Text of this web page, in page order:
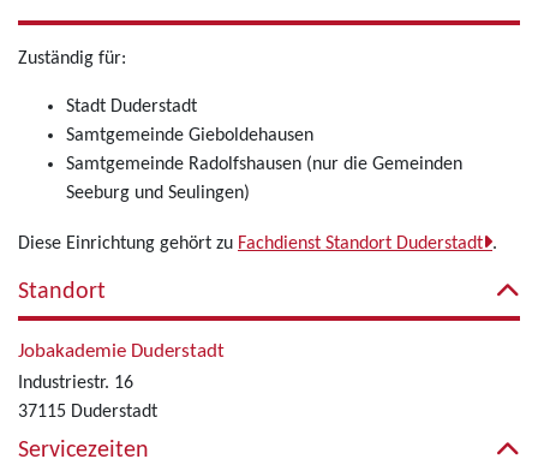
Zuständig für:
Stadt Duderstadt
Samtgemeinde Gieboldehausen
Samtgemeinde Radolfshausen (nur die Gemeinden
Seeburg und Seulingen)
Diese Einrichtung gehört zu Fachdienst Standort Duderstadt .
Standort
Jobakademie Duderstadt
Industriestr. 16
37115 Duderstadt
Servicezeiten